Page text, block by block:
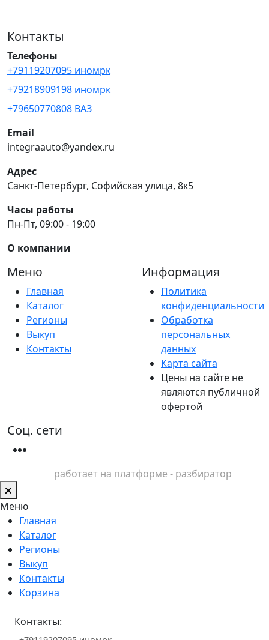
Контакты
Телефоны
+79119207095 иномрк
+79218909198 иномрк
+79650770808 ВАЗ
Email
integraauto@yandex.ru
Адрес
Санкт-Петербург, Софийская улица, 8к5
Часы работы
Пн-Пт, 09:00 - 19:00
О компании
Меню
Главная
Каталог
Регионы
Выкуп
Контакты
Информация
Политика
конфиденциальности
Обработка
персональных
данных
Карта сайта
Цены на сайте не
являются публичной
офертой
Соц. сети
работает на платформе - разбиратор
Меню
Главная
Каталог
Регионы
Выкуп
Контакты
Корзина
Контакты: